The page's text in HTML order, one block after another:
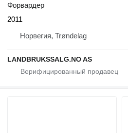
Форвардер
2011
Норвегия, Trøndelag
LANDBRUKSSALG.NO AS